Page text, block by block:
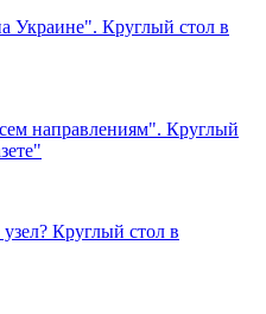
Украине". Круглый стол в
направлениям". Круглый
Круглый стол в